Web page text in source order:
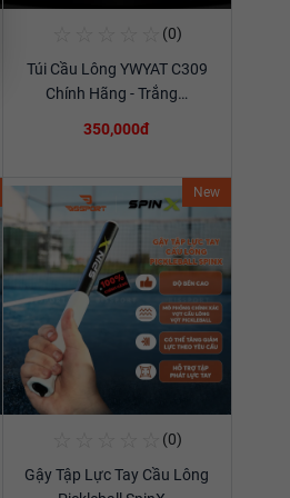
Xem chi tiết
(0)
Túi Cầu Lông YWYAT C309
Chính Hãng - Trắng…
350,000đ
New
Xem chi tiết
(0)
Gậy Tập Lực Tay Cầu Lông